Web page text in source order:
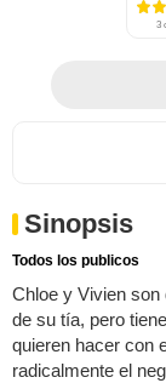
3
Sinopsis
Todos los publicos
Chloe y Vivien son
de su tía, pero
quieren hacer con
radicalmente el